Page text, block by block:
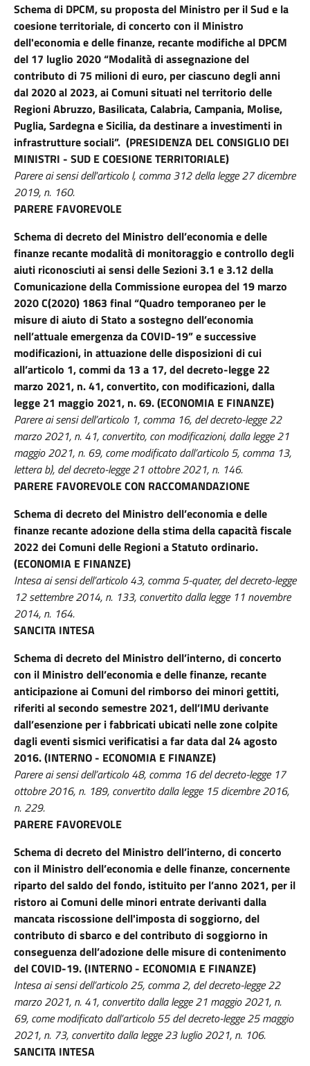
Schema di DPCM, su proposta del Ministro per il Sud e la
coesione territoriale, di concerto con il Ministro
dell'economia e delle finanze, recante modifiche al DPCM
del 17 luglio 2020 “Modalità di assegnazione del
contributo di 75 milioni di euro, per ciascuno degli anni
dal 2020 al 2023, ai Comuni situati nel territorio delle
Regioni Abruzzo, Basilicata, Calabria, Campania, Molise,
Puglia, Sardegna e Sicilia, da destinare a investimenti in
infrastrutture sociali”. (PRESIDENZA DEL CONSIGLIO DEI
MINISTRI - SUD E COESIONE TERRITORIALE)
Parere ai sensi dell'articolo l, comma 312 della legge 27 dicembre
2019, n. 160.
PARERE FAVOREVOLE
Schema di decreto del Ministro dell’economia e delle
finanze recante modalità di monitoraggio e controllo degli
aiuti riconosciuti ai sensi delle Sezioni 3.1 e 3.12 della
Comunicazione della Commissione europea del 19 marzo
2020 C(2020) 1863 final “Quadro temporaneo per le
misure di aiuto di Stato a sostegno dell’economia
nell’attuale emergenza da COVID-19” e successive
modificazioni, in attuazione delle disposizioni di cui
all’articolo 1, commi da 13 a 17, del decreto-legge 22
marzo 2021, n. 41, convertito, con modificazioni, dalla
legge 21 maggio 2021, n. 69. (ECONOMIA E FINANZE)
Parere ai sensi dell’articolo 1, comma 16, del decreto-legge 22
marzo 2021, n. 41, convertito, con modificazioni, dalla legge 21
maggio 2021, n. 69, come modificato dall’articolo 5, comma 13,
lettera b), del decreto-legge 21 ottobre 2021, n. 146.
PARERE FAVOREVOLE CON RACCOMANDAZIONE
Schema di decreto del Ministro dell’economia e delle
finanze recante adozione della stima della capacità fiscale
2022 dei Comuni delle Regioni a Statuto ordinario.
(ECONOMIA E FINANZE)
Intesa ai sensi dell’articolo 43, comma 5-quater, del decreto-legge
12 settembre 2014, n. 133, convertito dalla legge 11 novembre
2014, n. 164.
SANCITA INTESA
Schema di decreto del Ministro dell’interno, di concerto
con il Ministro dell’economia e delle finanze, recante
anticipazione ai Comuni del rimborso dei minori gettiti,
riferiti al secondo semestre 2021, dell’IMU derivante
dall’esenzione per i fabbricati ubicati nelle zone colpite
dagli eventi sismici verificatisi a far data dal 24 agosto
2016. (INTERNO - ECONOMIA E FINANZE)
Parere ai sensi dell’articolo 48, comma 16 del decreto-legge 17
ottobre 2016, n. 189, convertito dalla legge 15 dicembre 2016,
n. 229.
PARERE FAVOREVOLE
Schema di decreto del Ministro dell’interno, di concerto
con il Ministro dell’economia e delle finanze, concernente
riparto del saldo del fondo, istituito per l’anno 2021, per il
ristoro ai Comuni delle minori entrate derivanti dalla
mancata riscossione dell'imposta di soggiorno, del
contributo di sbarco e del contributo di soggiorno in
conseguenza dell’adozione delle misure di contenimento
del COVID-19. (INTERNO - ECONOMIA E FINANZE)
Intesa ai sensi dell’articolo 25, comma 2, del decreto-legge 22
marzo 2021, n. 41, convertito dalla legge 21 maggio 2021, n.
69, come modificato dall’articolo 55 del decreto-legge 25 maggio
2021, n. 73, convertito dalla legge 23 luglio 2021, n. 106.
SANCITA INTESA